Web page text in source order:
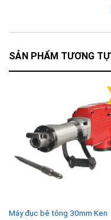
SẢN PHẨM TƯƠNG TỰ
Máy đục bê tông 30mm Ken